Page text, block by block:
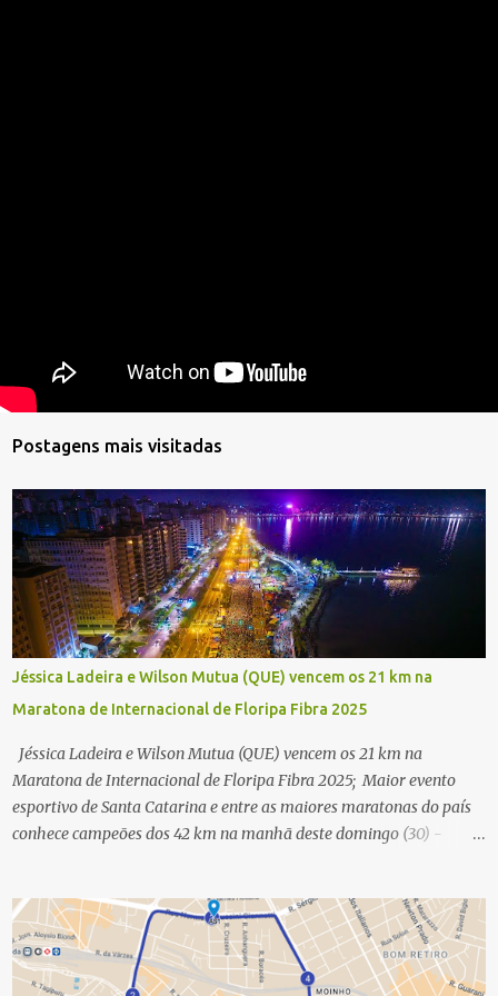
Postagens mais visitadas
Jéssica Ladeira e Wilson Mutua (QUE) vencem os 21 km na
Maratona de Internacional de Floripa Fibra 2025
Jéssica Ladeira e Wilson Mutua (QUE) vencem os 21 km na
Maratona de Internacional de Floripa Fibra 2025; Maior evento
esportivo de Santa Catarina e entre as maiores maratonas do país
conhece campeões dos 42 km na manhã deste domingo (30) -
Floripa Fibra 2025. Na manhã deste sábado (30) foram conhecidos
os campeões dos 21 km do maior evento esportivo de Santa
Catarina. A mineira Jessica Ladeira e o queniano Wilson Mutua